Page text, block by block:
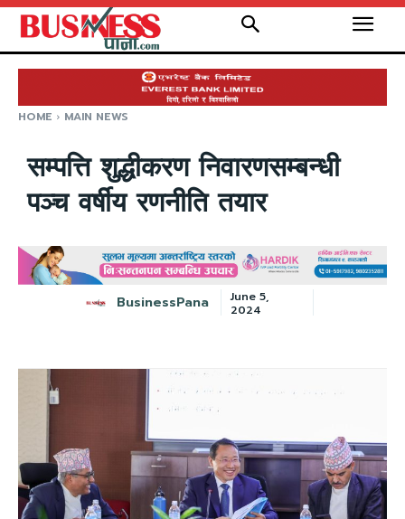
HOME MAIN NEWS
सम्पत्ति शुद्धीकरण निवारणसम्बन्धी
पञ्च वर्षीय रणनीति तयार
BusinessPana
June 5,
2024